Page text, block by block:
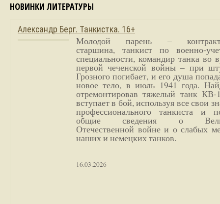
НОВИНКИ ЛИТЕРАТУРЫ
Александр Берг. Танкистка. 16+
Молодой парень –
старшина, танкист по военно-
специальности, командир танка во
первой чеченской войны – при
Грозного погибает, и его душа
новое тело, в июль 1941 года.
отремонтировав тяжелый танк
вступает в бой, используя все свои
профессионального танкиста и
общие сведения о
Отечественной войне и о слабых
наших и немецких танков.
16.03.2026